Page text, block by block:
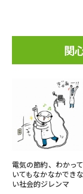
関
電気の節約、わかって
いてもなかなかできな
い社会的ジレンマ